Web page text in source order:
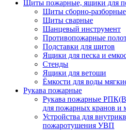
Щиты пожарные, ящики для
Щиты сборно-разборные
Щиты сварные
Шанцевый инструмент
Противопожарные
Подставки для щитов
Ящики для песка и
Стенды
Ящики для ветоши
Ёмкости для воды
Рукава пожарные
Рукава пожарные
для пожарных кранов
Устройства для
пожаротушения УВП